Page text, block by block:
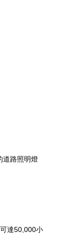
道路照明燈
達50,000小